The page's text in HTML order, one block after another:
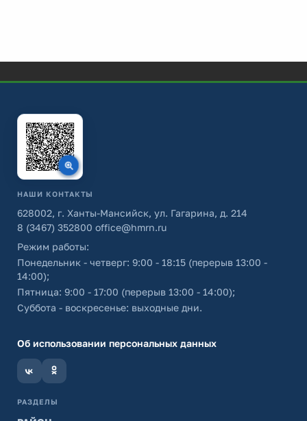
НАШИ КОНТАКТЫ
628002, г. Ханты-Мансийск, ул. Гагарина, д. 214
8 (3467) 352800 office@hmrn.ru
Режим работы:
Понедельник - четверг: 9:00 - 18:15 (перерыв 13:00 -
14:00);
Пятница: 9:00 - 17:00 (перерыв 13:00 - 14:00);
Суббота - воскресенье: выходные дни.
Об использовании персональных данных
РАЗДЕЛЫ